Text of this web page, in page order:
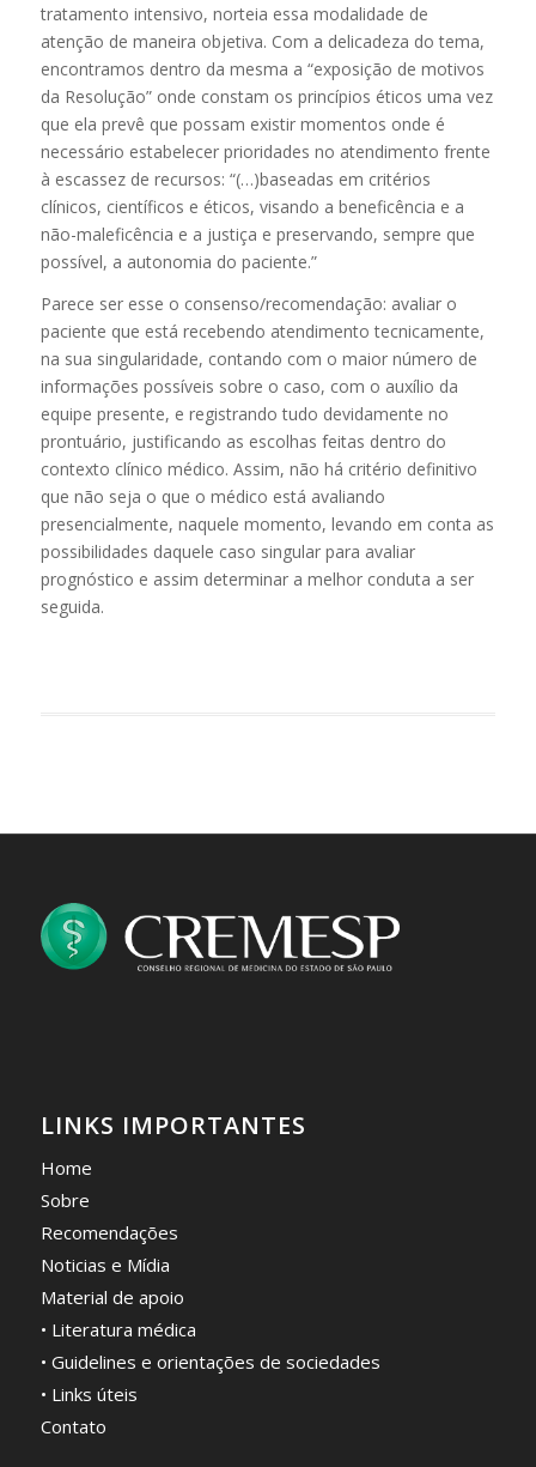
tratamento intensivo, norteia essa modalidade de
atenção de maneira objetiva. Com a delicadeza do tema,
encontramos dentro da mesma a “exposição de motivos
da Resolução” onde constam os princípios éticos uma vez
que ela prevê que possam existir momentos onde é
necessário estabelecer prioridades no atendimento frente
à escassez de recursos: “(…)baseadas em critérios
clínicos, científicos e éticos, visando a beneficência e a
não-maleficência e a justiça e preservando, sempre que
possível, a autonomia do paciente.”
Parece ser esse o consenso/recomendação: avaliar o
paciente que está recebendo atendimento tecnicamente,
na sua singularidade, contando com o maior número de
informações possíveis sobre o caso, com o auxílio da
equipe presente, e registrando tudo devidamente no
prontuário, justificando as escolhas feitas dentro do
contexto clínico médico. Assim, não há critério definitivo
que não seja o que o médico está avaliando
presencialmente, naquele momento, levando em conta as
possibilidades daquele caso singular para avaliar
prognóstico e assim determinar a melhor conduta a ser
seguida.
LINKS IMPORTANTES
Home
Sobre
Recomendações
Noticias e Mídia
Material de apoio
• Literatura médica
• Guidelines e orientações de sociedades
• Links úteis
Contato